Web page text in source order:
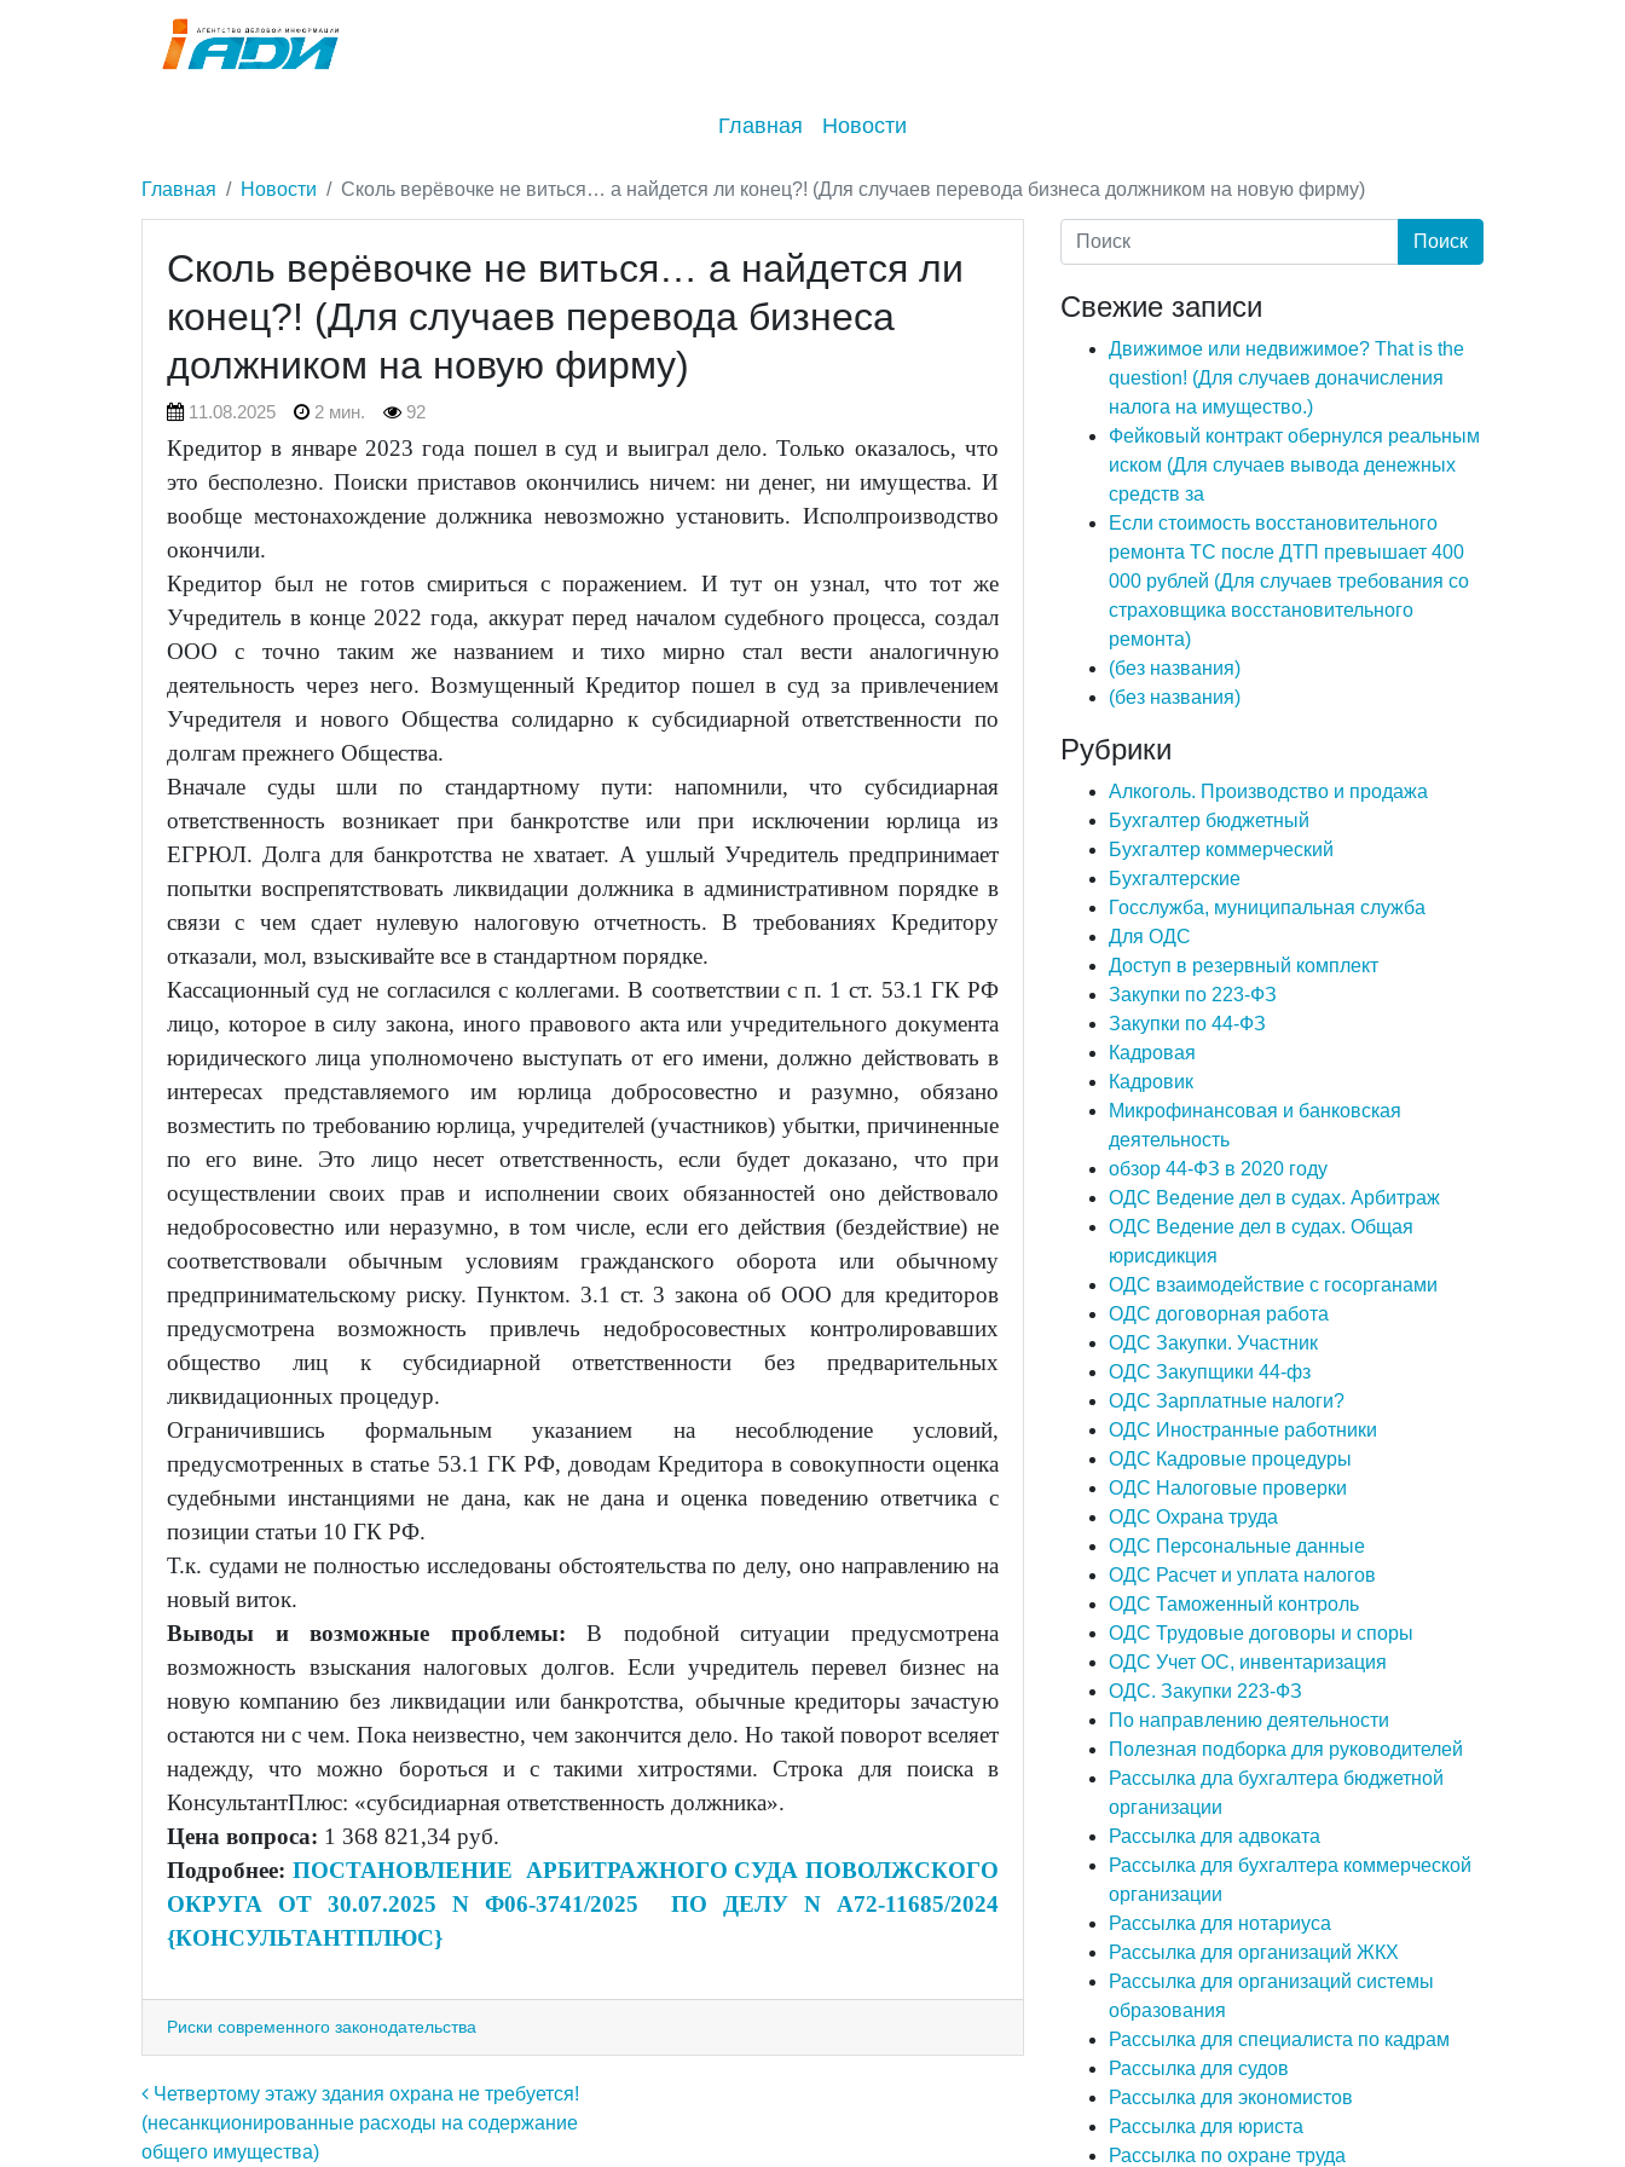
Главная Новости
Главная Новости Сколь верёвочке не виться… а найдется ли конец?! (Для случаев перевода бизнеса должником на новую фирму)
Сколь верёвочке не виться… а найдется ли
конец?! (Для случаев перевода бизнеса
должником на новую фирму)
11.08.2025 2 мин. 92
Кредитор в январе 2023 года пошел в суд и выиграл дело. Только оказалось, что
это бесполезно. Поиски приставов окончились ничем: ни денег, ни имущества. И
вообще местонахождение должника невозможно установить. Исполпроизводство
окончили.
Кредитор был не готов смириться с поражением. И тут он узнал, что тот же
Учредитель в конце 2022 года, аккурат перед началом судебного процесса, создал
ООО с точно таким же названием и тихо мирно стал вести аналогичную
деятельность через него. Возмущенный Кредитор пошел в суд за привлечением
Учредителя и нового Общества солидарно к субсидиарной ответственности по
долгам прежнего Общества.
Вначале суды шли по стандартному пути: напомнили, что субсидиарная
ответственность возникает при банкротстве или при исключении юрлица из
ЕГРЮЛ. Долга для банкротства не хватает. А ушлый Учредитель предпринимает
попытки воспрепятствовать ликвидации должника в административном порядке в
связи с чем сдает нулевую налоговую отчетность. В требованиях Кредитору
отказали, мол, взыскивайте все в стандартном порядке.
Кассационный суд не согласился с коллегами. В соответствии с п. 1 ст. 53.1 ГК РФ
лицо, которое в силу закона, иного правового акта или учредительного документа
юридического лица уполномочено выступать от его имени, должно действовать в
интересах представляемого им юрлица добросовестно и разумно, обязано
возместить по требованию юрлица, учредителей (участников) убытки, причиненные
по его вине. Это лицо несет ответственность, если будет доказано, что при
осуществлении своих прав и исполнении своих обязанностей оно действовало
недобросовестно или неразумно, в том числе, если его действия (бездействие) не
соответствовали обычным условиям гражданского оборота или обычному
предпринимательскому риску. Пунктом. 3.1 ст. 3 закона об ООО для кредиторов
предусмотрена возможность привлечь недобросовестных контролировавших
общество лиц к субсидиарной ответственности без предварительных
ликвидационных процедур.
Ограничившись формальным указанием на несоблюдение условий,
предусмотренных в статье 53.1 ГК РФ, доводам Кредитора в совокупности оценка
судебными инстанциями не дана, как не дана и оценка поведению ответчика с
позиции статьи 10 ГК РФ.
Т.к. судами не полностью исследованы обстоятельства по делу, оно направлению на
новый виток.
Выводы и возможные проблемы: В подобной ситуации предусмотрена
возможность взыскания налоговых долгов. Если учредитель перевел бизнес на
новую компанию без ликвидации или банкротства, обычные кредиторы зачастую
остаются ни с чем. Пока неизвестно, чем закончится дело. Но такой поворот вселяет
надежду, что можно бороться и с такими хитростями. Строка для поиска в
КонсультантПлюс: «субсидиарная ответственность должника».
Цена вопроса: 1 368 821,34 руб.
Подробнее: ПОСТАНОВЛЕНИЕ АРБИТРАЖНОГО СУДА ПОВОЛЖСКОГО
ОКРУГА ОТ 30.07.2025 N Ф06-3741/2025 ПО ДЕЛУ N А72-11685/2024
{КОНСУЛЬТАНТПЛЮС}
Риски современного законодательства
Навигация по записям
Четвертому этажу здания охрана не требуется!
(несанкционированные расходы на содержание
общего имущества)
Свежие записи
Движимое или недвижимое? That is the
question! (Для случаев доначисления
налога на имущество.)
Фейковый контракт обернулся реальным
иском (Для случаев вывода денежных
средств за
Если стоимость восстановительного
ремонта ТС после ДТП превышает 400
000 рублей (Для случаев требования со
страховщика восстановительного
ремонта)
(без названия)
(без названия)
Рубрики
Алкоголь. Производство и продажа
Бухгалтер бюджетный
Бухгалтер коммерческий
Бухгалтерские
Госслужба, муниципальная служба
Для ОДС
Доступ в резервный комплект
Закупки по 223-ФЗ
Закупки по 44-ФЗ
Кадровая
Кадровик
Микрофинансовая и банковская
деятельность
обзор 44-ФЗ в 2020 году
ОДС Ведение дел в судах. Арбитраж
ОДС Ведение дел в судах. Общая
юрисдикция
ОДС взаимодействие с госорганами
ОДС договорная работа
ОДС Закупки. Участник
ОДС Закупщики 44-фз
ОДС Зарплатные налоги?
ОДС Иностранные работники
ОДС Кадровые процедуры
ОДС Налоговые проверки
ОДС Охрана труда
ОДС Персональные данные
ОДС Расчет и уплата налогов
ОДС Таможенный контроль
ОДС Трудовые договоры и споры
ОДС Учет ОС, инвентаризация
ОДС. Закупки 223-ФЗ
По направлению деятельности
Полезная подборка для руководителей
Рассылка дла бухгалтера бюджетной
организации
Рассылка для адвоката
Рассылка для бухгалтера коммерческой
организации
Рассылка для нотариуса
Рассылка для организаций ЖКХ
Рассылка для организаций системы
образования
Рассылка для специалиста по кадрам
Рассылка для судов
Рассылка для экономистов
Рассылка для юриста
Рассылка по охране труда